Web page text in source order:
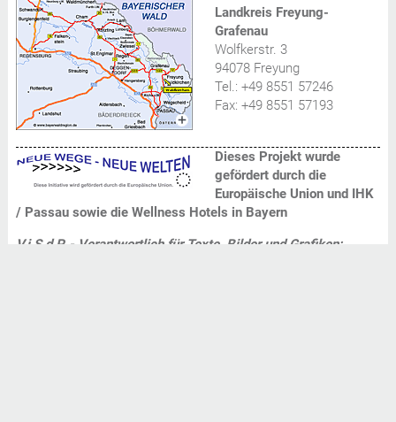
Landkreis Freyung-
Grafenau
Wolfkerstr. 3
94078 Freyung
Tel.: +49 8551 57246
Fax: +49 8551 57193
Dieses Projekt wurde
gefördert durch die
Europäische Union und IHK
/ Passau sowie die Wellness Hotels in Bayern
V.i.S.d.P. - Verantwortlich für Texte, Bilder und Grafiken: